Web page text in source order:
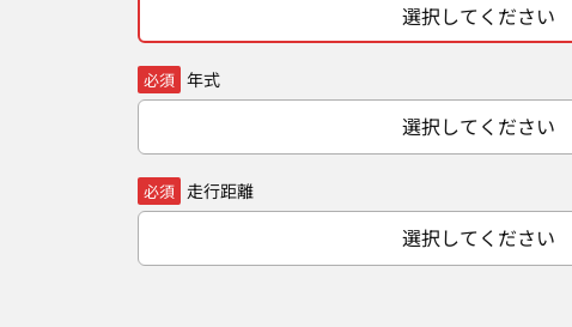
選択してください
必須 年式
選択してください
必須 走行距離
選択してください